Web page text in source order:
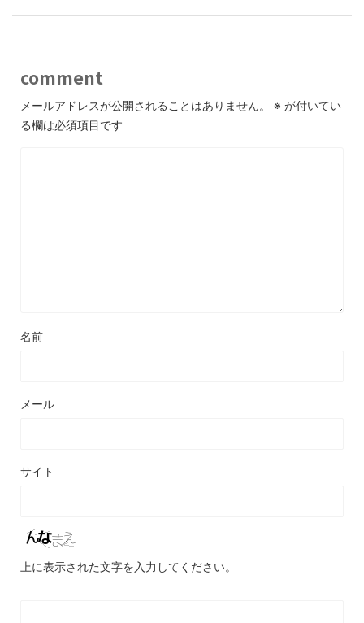
comment
メールアドレスが公開されることはありません。 ※ が付いてい
る欄は必須項目です
名前
メール
サイト
上に表示された文字を入力してください。